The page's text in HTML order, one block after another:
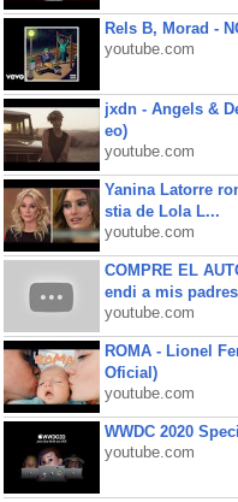
Rels B, Morad -
youtube.com
jxdn - Angels &
eo)
youtube.com
Yanina Latorre
stia de Lola L...
youtube.com
COMPRE EL
endi a mis
youtube.com
ROMA - Lionel
Oficial)
youtube.com
WWDC 2020
youtube.com